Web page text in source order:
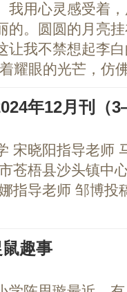
我用心灵感受着
的。圆圆的月亮
让我不禁想起李
耀眼的光芒，仿
年12月刊（
宋晓阳指导老师
苍梧县沙头镇中
指导老师 邹博投
鼠趣事